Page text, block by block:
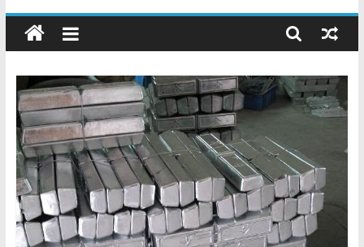
Chatarreros
–
Precio
de
Chatarra
Directorio